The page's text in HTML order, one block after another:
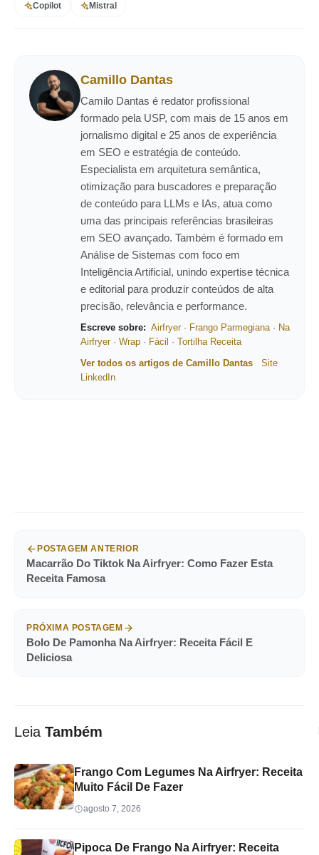
Copilot Mistral
Camillo Dantas
Camilo Dantas é redator profissional
formado pela USP, com mais de 15 anos em
jornalismo digital e 25 anos de experiência
em SEO e estratégia de conteúdo.
Especialista em arquitetura semântica,
otimização para buscadores e preparação
de conteúdo para LLMs e IAs, atua como
uma das principais referências brasileiras
em SEO avançado. Também é formado em
Análise de Sistemas com foco em
Inteligência Artificial, unindo expertise técnica
e editorial para produzir conteúdos de alta
precisão, relevância e performance.
Escreve sobre: Airfryer· Frango Parmegiana· Na
Airfryer· Wrap · Fácil · Tortilha Receita
Ver todos os artigos de Camillo Dantas
Site
LinkedIn
POSTAGEM ANTERIOR
Macarrão Do Tiktok Na Airfryer: Como Fazer Esta
Receita Famosa
PRÓXIMA POSTAGEM
Bolo De Pamonha Na Airfryer: Receita Fácil E
Deliciosa
Leia Também
Frango Com Legumes Na Airfryer: Receita
Muito Fácil De Fazer
agosto 7, 2026
Pipoca De Frango Na Airfryer: Receita